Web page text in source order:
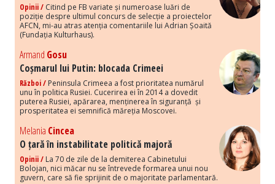
Opinii / Citind pe FB variate și numeroase luări de
poziție despre ultimul concurs de selecție a proiectelor
AFCN, mi-au atras atenția comentariile lui Adrian Șoaită
(Fundația Kulturhaus).
Armand Gosu
Coșmarul lui Putin: blocada Crimeei
Război / Peninsula Crimeea a fost prioritatea numărul
unu în politica Rusiei. Cucerirea ei în 2014 a dovedit
puterea Rusiei, apărarea, menținerea în siguranță și
prosperitatea ei semnifică măreția Moscovei.
Melania Cincea
O țară în instabilitate politică majoră
Opinii / La 70 de zile de la demiterea Cabinetului
Bolojan, nici măcar nu se întrevede formarea unui nou
guvern, care să fie sprijinit de o majoritate parlamentară.